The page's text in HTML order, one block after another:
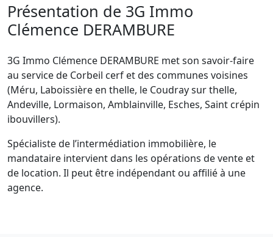
Présentation de 3G Immo
Clémence DERAMBURE
3G Immo Clémence DERAMBURE met son savoir-faire
au service de Corbeil cerf et des communes voisines
(Méru, Laboissière en thelle, le Coudray sur thelle,
Andeville, Lormaison, Amblainville, Esches, Saint crépin
ibouvillers).
Spécialiste de l’intermédiation immobilière, le
mandataire intervient dans les opérations de vente et
de location. Il peut être indépendant ou affilié à une
agence.